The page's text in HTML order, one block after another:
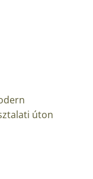
úton